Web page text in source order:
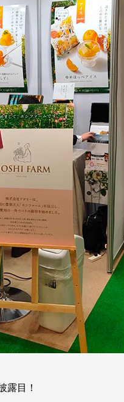
露目！